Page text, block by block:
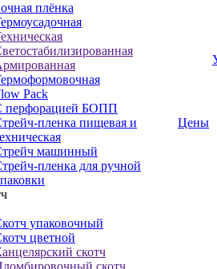
плёнка
Pack
перфорацией БОПП
пленка пищевая и
машинный
пленка для ручной
упаковочный
цветной
скотч
скотч
Цены